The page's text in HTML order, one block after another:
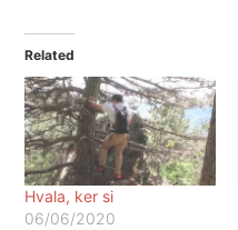
Related
Hvala, ker si
06/06/2020